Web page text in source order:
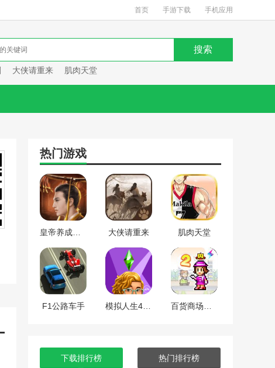
首页 手游下载 手机应用
大侠请重来 肌肉天堂
热门游戏
大侠请重来 肌肉天堂
F1公路车手
下载排行榜 热门排行榜